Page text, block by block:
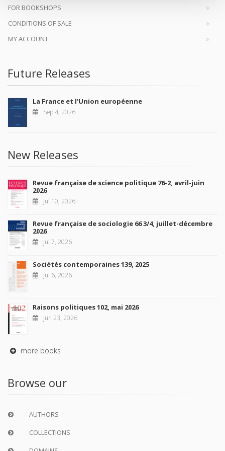
FOR BOOKSHOPS
CONDITIONS OF SALE
MY ACCOUNT
Future Releases
La France et l'Union européenne
Sep 4, 2026
New Releases
Revue française de science politique 76-2, avril-juin
2026
Jul 10, 2026
Revue française de sociologie 66 3/4, juillet-décembre
2026
Jul 7, 2026
Sociétés contemporaines 139, 2025
Jul 6, 2026
Raisons politiques 102, mai 2026
Jun 23, 2026
more books
Browse our
AUTHORS
COLLECTIONS